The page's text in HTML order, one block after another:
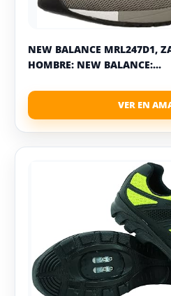
NEW BALANCE MRL247D1,
HOMBRE: NEW BALANCE:...